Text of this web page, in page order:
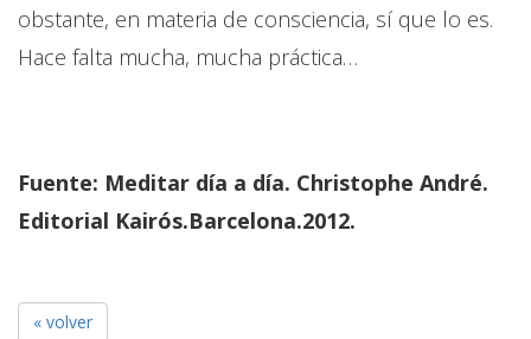
obstante, en materia de consciencia, sí que lo es.
Hace falta mucha, mucha práctica…
Fuente: Meditar día a día. Christophe André.
Editorial Kairós.Barcelona.2012.
« volver